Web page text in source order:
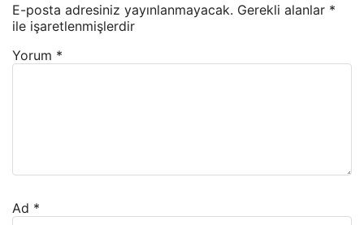
E-posta adresiniz yayınlanmayacak. Gerekli alanlar *
ile işaretlenmişlerdir
Yorum *
Ad *